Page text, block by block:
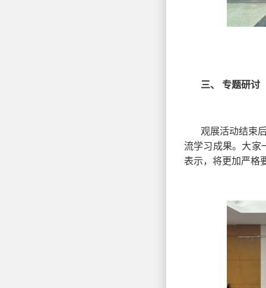
三、 专题研讨
观展活动结束
流学习成果。大家
表示，将更加严格